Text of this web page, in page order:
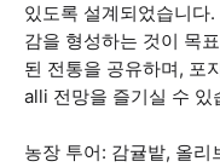
있도록 설계되었습니다
감을 형성하는 것이 목
된 전통을 공유하며, 포
alli 전망을 즐기실 수 있
농장 투어: 감귤밭, 올리